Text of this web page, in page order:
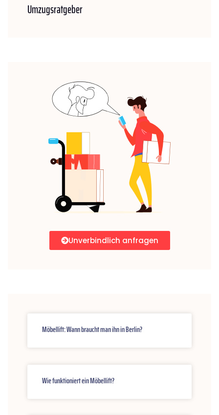
Umzugsratgeber
Unverbindlich anfragen
Möbellift: Wann braucht man ihn in Berlin?
Wie funktioniert ein Möbellift?